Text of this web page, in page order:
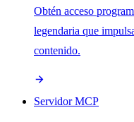
Obtén acceso
legendaria que
contenido.
Servidor MCP